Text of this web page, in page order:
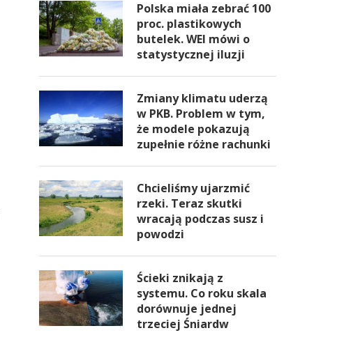
Polska miała zebrać 100
proc. plastikowych
butelek. WEI mówi o
statystycznej iluzji
Zmiany klimatu uderzą
w PKB. Problem w tym,
że modele pokazują
zupełnie różne rachunki
Chcieliśmy ujarzmić
rzeki. Teraz skutki
wracają podczas susz i
powodzi
Ścieki znikają z
systemu. Co roku skala
dorównuje jednej
trzeciej Śniardw